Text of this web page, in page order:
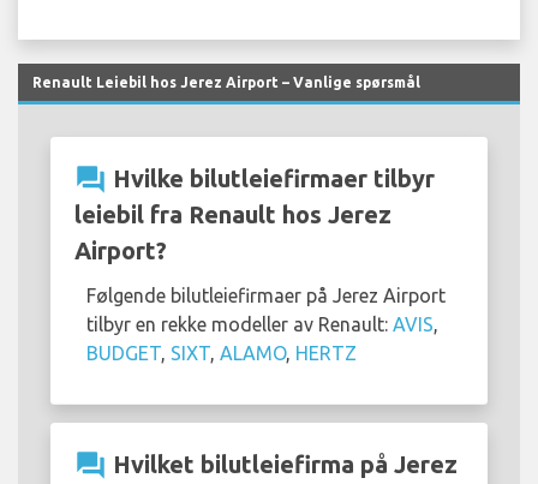
Renault Leiebil hos Jerez Airport – Vanlige spørsmål
question_answer Hvilke bilutleiefirmaer tilbyr
leiebil fra Renault hos Jerez
Airport?
Følgende bilutleiefirmaer på Jerez Airport
tilbyr en rekke modeller av Renault: AVIS
BUDGET SIXT ALAMO, HERTZ
question_answer Hvilket bilutleiefirma på Jerez